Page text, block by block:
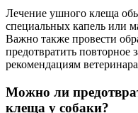
Лечение ушного клеща
специальных капель или
Важно также провести
предотвратить повторное
рекомендациям
Можно ли
клеща у собаки?